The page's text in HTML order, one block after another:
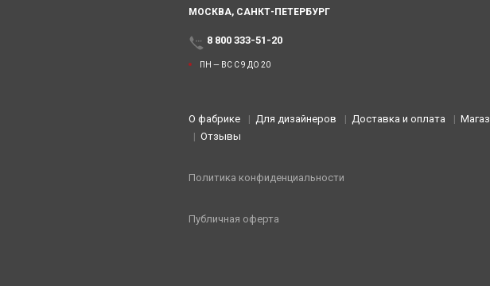
МОСКВА, САНКТ-ПЕТЕРБУРГ
8 800 333-51-20
ПН — ВС С 9 ДО 20
О фабрике Для дизайнеров Доставка и оплата
Отзывы
Политика конфиденциальности
Публичная оферта